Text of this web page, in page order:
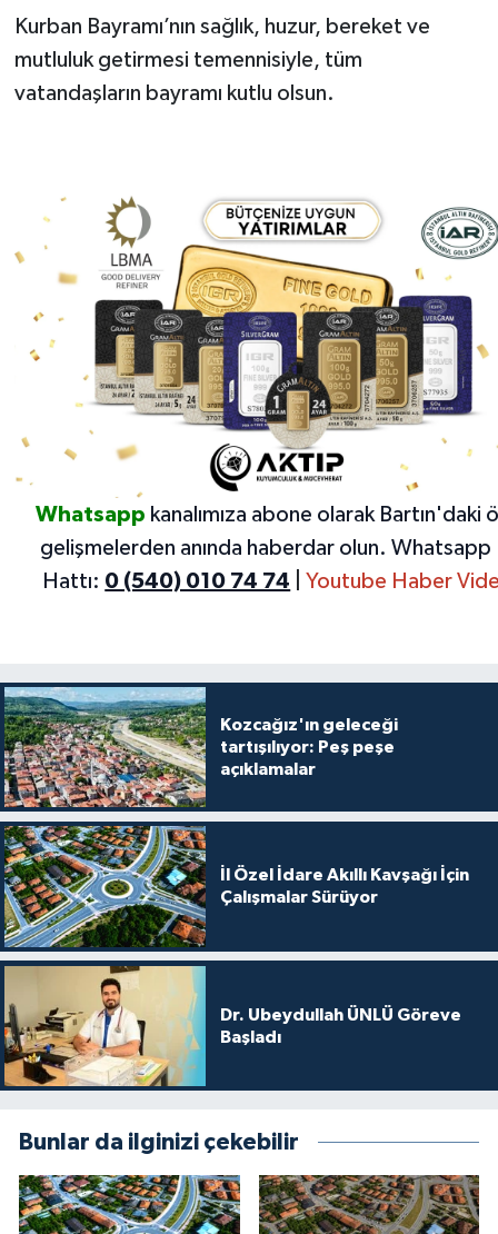
Kurban Bayramı’nın sağlık, huzur, bereket ve
mutluluk getirmesi temennisiyle, tüm
vatandaşların bayramı kutlu olsun.
Whatsapp kanalımıza abone olarak Bartın'daki
gelişmelerden anında haberdar olun. Whatsapp
Hattı: 0 (540) 010 74 74 Youtube Haber
Kozcağız'ın geleceği
tartışılıyor: Peş peşe
açıklamalar
İl Özel İdare Akıllı Kavşağı İçin
Çalışmalar Sürüyor
Dr. Ubeydullah ÜNLÜ Göreve
Başladı
Bunlar da ilginizi çekebilir